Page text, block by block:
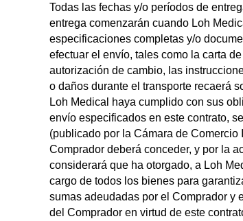
Todas las fechas y/o períodos de
entrega comenzarán cuando Loh
especificaciones completas y/o
efectuar el envío, tales como la carta
autorización de cambio, las
o daños durante el transporte recaerá
Loh Medical haya cumplido con sus
envío especificados en este contrato,
(publicado por la Cámara de Comercio
Comprador deberá conceder, y por la
considerará que ha otorgado, a Loh
cargo de todos los bienes para
sumas adeudadas por el Comprador y
del Comprador en virtud de este